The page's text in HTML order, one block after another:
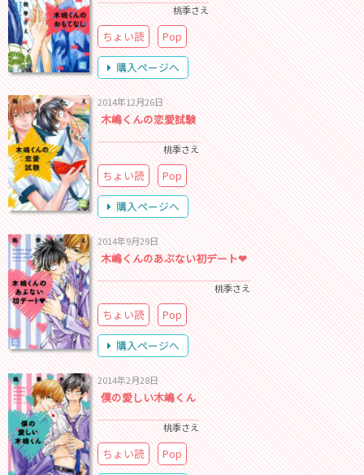
桃季さえ
ちょい読
Pop
購入ページへ
2014年12月26日
木嶋くんの恋愛試験
桃季さえ
ちょい読
Pop
購入ページへ
2014年9月29日
木嶋くんのあぶない初デート❤
桃季さえ
ちょい読
Pop
購入ページへ
2014年2月28日
僕の愛しい木嶋くん
桃季さえ
ちょい読
Pop